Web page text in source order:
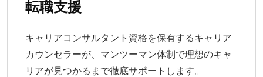
転職支援
キャリアコンサルタント資格を保有するキャリア
カウンセラーが、マンツーマン体制で理想のキャ
リアが見つかるまで徹底サポートします。